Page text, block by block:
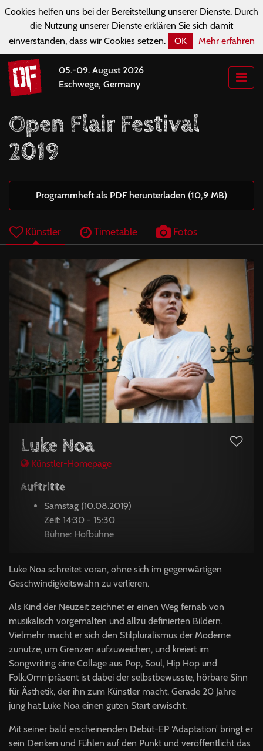
Cookies helfen uns bei der Bereitstellung unserer Dienste. Durch
die Nutzung unserer Dienste erklären Sie sich damit
einverstanden, dass wir Cookies setzen.
OK Mehr erfahren
05.-09. August 2026
Eschwege, Germany
Open Flair Festival
2019
Programmheft als PDF herunterladen (10,9 MB)
Künstler Timetable Fotos
Luke Noa
Künstler-Homepage
Auftritte
Samstag (10.08.2019)
Zeit: 14:30 - 15:30
Bühne: Hofbühne
Luke Noa schreitet voran, ohne sich im gegenwärtigen
Geschwindigkeitswahn zu verlieren.
Als Kind der Neuzeit zeichnet er einen Weg fernab von
musikalisch vorgemalten und allzu definierten Bildern.
Vielmehr macht er sich den Stilpluralismus der Moderne
zunutze, um Grenzen aufzuweichen, und kreiert im
Songwriting eine Collage aus Pop, Soul, Hip Hop und
Folk.Omnipräsent ist dabei der selbstbewusste, hörbare Sinn
für Ästhetik, der ihn zum Künstler macht. Gerade 20 Jahre
jung hat Luke Noa einen guten Start erwischt.
Mit seiner bald erscheinenden Debüt-EP ‘Adaptation’ bringt er
sein Denken und Fühlen auf den Punkt und veröffentlicht das